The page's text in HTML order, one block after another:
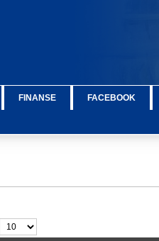
FINANSE FACEBOOK